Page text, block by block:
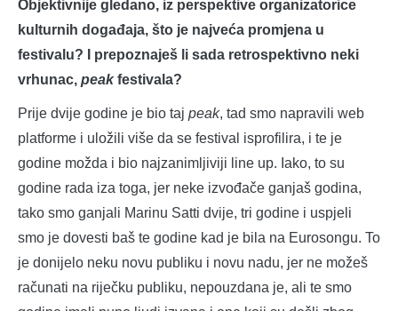
Objektivnije gledano, iz perspektive organizatorice
kulturnih događaja, što je najveća promjena u
festivalu? I prepoznaješ li sada retrospektivno neki
vrhunac, peakfestivala?
Prije dvije godine je bio taj peak, tad smo napravili web
platforme i uložili više da se festival isprofilira, i te je
godine možda i bio najzanimljiviji line up. Iako, to su
godine rada iza toga, jer neke izvođače ganjaš godina,
tako smo ganjali Marinu Satti dvije, tri godine i uspjeli
smo je dovesti baš te godine kad je bila na Eurosongu. To
je donijelo neku novu publiku i novu nadu, jer ne možeš
računati na riječku publiku, nepouzdana je, ali te smo